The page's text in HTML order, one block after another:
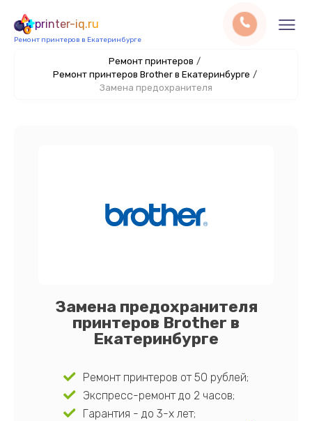
printer-iq.ru
Ремонт принтеров в Екатеринбурге
Ремонт принтеров /
Ремонт принтеров Brother в Екатеринбурге /
Замена предохранителя
Замена предохранителя
принтеров Brother в
Екатеринбурге
Ремонт принтеров от 50 рублей;
Экспресс-ремонт до 2 часов;
Гарантия - до 3-х лет;